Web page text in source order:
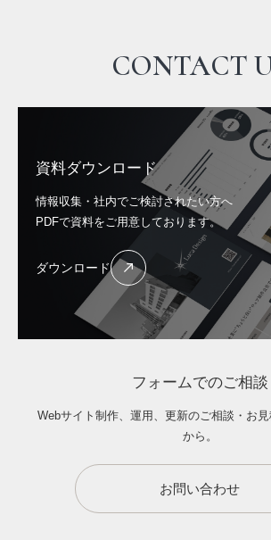
CONTACT
資料ダウンロード
情報収集・社内でご検討されたい方へ
PDFで資料をご用意しております。
ダウンロード
フォームでのご相談
Webサイト制作、運用、更新のご相談・お
から。
お問い合わせ